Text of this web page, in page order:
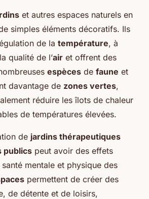
et autres espaces naturels en
simples éléments décoratifs. Ils
de la température, à
qualité de l’air et offrent des
espèces de faune et
davantage de zones vertes,
réduire les îlots de chaleur
de températures élevées.
de jardins thérapeutiques
publics peut avoir des effets
mentale et physique des
permettent de créer des
de détente et de loisirs,